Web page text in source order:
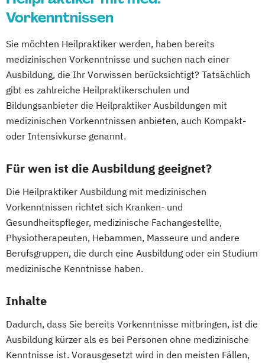
Vorkenntnissen
Sie möchten Heilpraktiker werden, haben bereits
medizinischen Vorkenntnisse und suchen nach einer
Ausbildung, die Ihr Vorwissen berücksichtigt? Tatsächlich
gibt es zahlreiche Heilpraktikerschulen und
Bildungsanbieter die Heilpraktiker Ausbildungen mit
medizinischen Vorkenntnissen anbieten, auch Kompakt-
oder Intensivkurse genannt.
Für wen ist die Ausbildung geeignet?
Die Heilpraktiker Ausbildung mit medizinischen
Vorkenntnissen richtet sich Kranken- und
Gesundheitspfleger, medizinische Fachangestellte,
Physiotherapeuten, Hebammen, Masseure und andere
Berufsgruppen, die durch eine Ausbildung oder ein Studium
medizinische Kenntnisse haben.
Inhalte
Dadurch, dass Sie bereits Vorkenntnisse mitbringen, ist die
Ausbildung kürzer als es bei Personen ohne medizinische
Kenntnisse ist. Vorausgesetzt wird in den meisten Fällen,